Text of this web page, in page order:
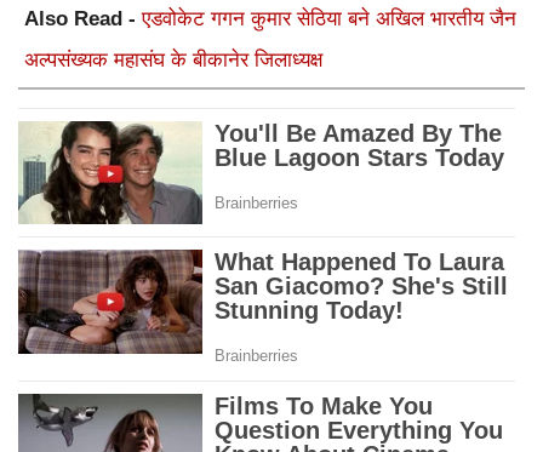
Also Read -एडवोकेट गगन कुमार सेठिया बने अखिल भारतीय जैन
अल्पसंख्यक महासंघ के बीकानेर जिलाध्यक्ष